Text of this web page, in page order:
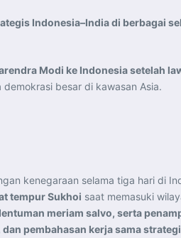
Indonesia–India di berbagai
Modi ke Indonesia setelah
besar di kawasan Asia.
kenegaraan selama tiga hari di
tempur Sukhoi saat memasuki
meriam salvo, serta
pembahasan kerja sama